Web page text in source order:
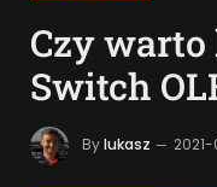
Czy
Switch
Bylukasz